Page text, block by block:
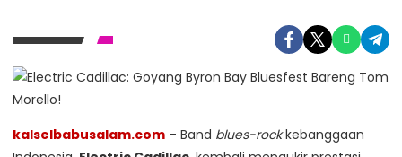
kalselbabusalam.com – Band blues-rockkebanggaan